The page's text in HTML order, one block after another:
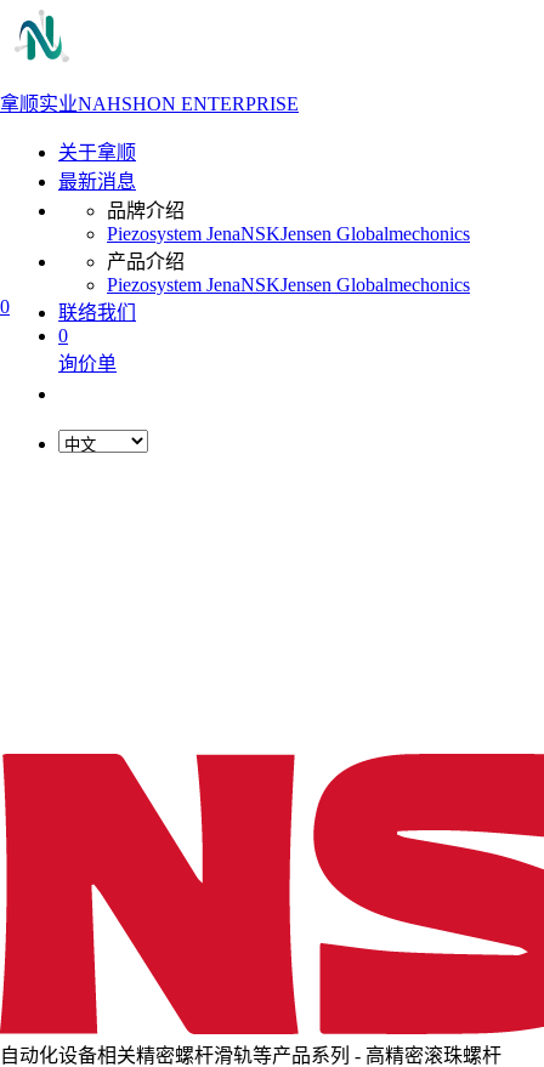
拿顺实业NAHSHON ENTERPRISE
0
关于拿顺
最新消息
品牌介绍
Piezosystem JenaNSKJensen Globalmechonics
产品介绍
Piezosystem JenaNSKJensen Globalmechonics
联络我们
0
询价单
自动化设备相关精密螺杆滑轨等产品系列 - 高精密滚珠螺杆